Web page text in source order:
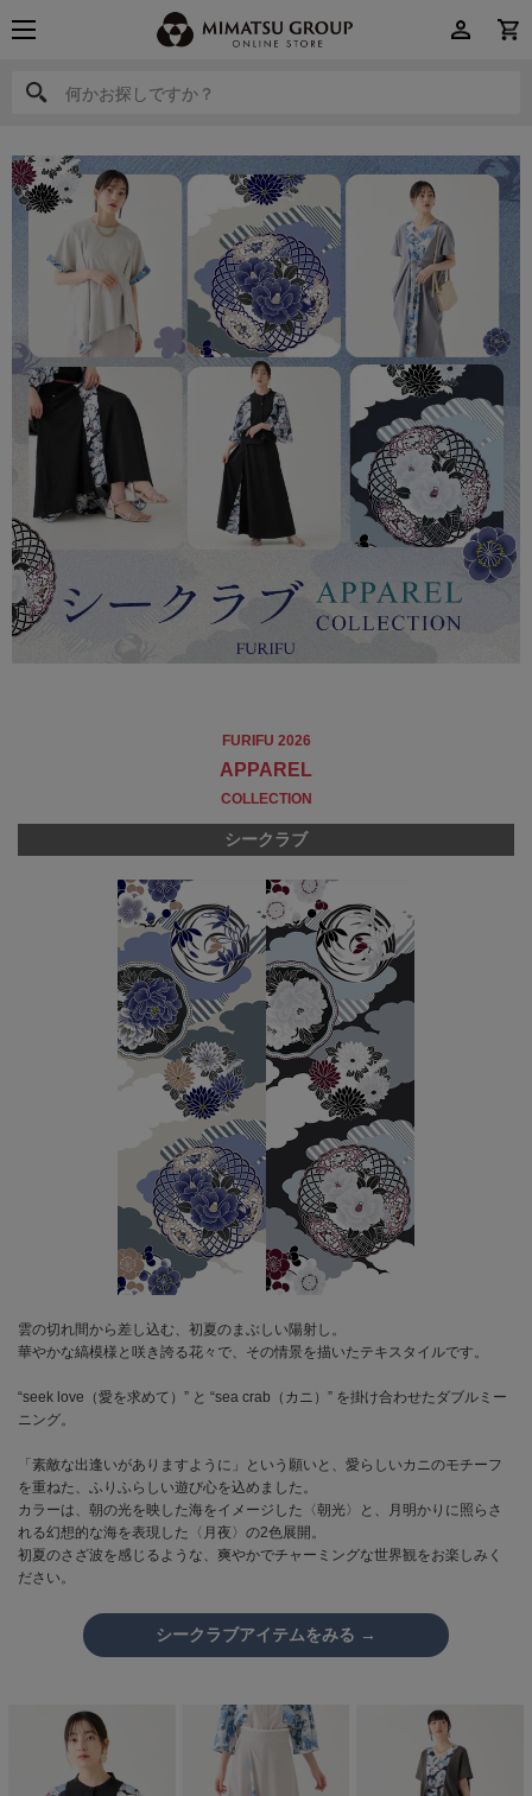
何かお探しですか？
何かお探しですか？
FURIFU 2026
APPAREL
COLLECTION
シークラブ
雲の切れ間から差し込む、初夏のまぶしい陽射し。
華やかな縞模様と咲き誇る花々で、その情景を描いたテキスタイルです。
“seek love（愛を求めて）” と “sea crab（カニ）” を掛け合わせたダブルミー
ニング。
「素敵な出逢いがありますように」という願いと、愛らしいカニのモチーフ
を重ねた、ふりふらしい遊び心を込めました。
カラーは、朝の光を映した海をイメージした〈朝光〉と、月明かりに照らさ
れる幻想的な海を表現した〈月夜〉の2色展開。
初夏のさざ波を感じるような、爽やかでチャーミングな世界観をお楽しみく
ださい。
シークラブアイテムをみる →